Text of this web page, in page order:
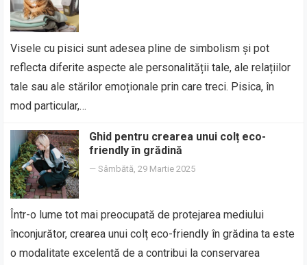
Visele cu pisici sunt adesea pline de simbolism și pot
reflecta diferite aspecte ale personalității tale, ale relațiilor
tale sau ale stărilor emoționale prin care treci. Pisica, în
mod particular,…
Ghid pentru crearea unui colț eco-
friendly în grădină
—Sâmbătă, 29 Martie 2025
Într-o lume tot mai preocupată de protejarea mediului
înconjurător, crearea unui colț eco-friendly în grădina ta este
o modalitate excelentă de a contribui la conservarea